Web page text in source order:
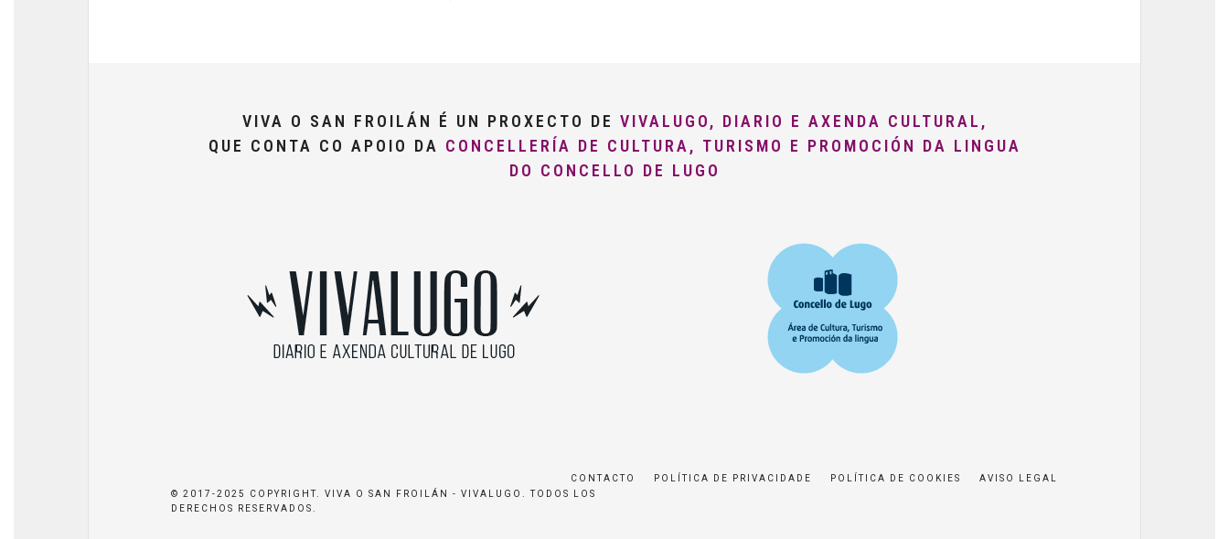
VIVA O SAN FROILÁN É UN PROXECTO DE VIVALUGO, DIARIO E AXENDA CULTURAL,
QUE CONTA CO APOIO DA CONCELLERÍA DE CULTURA, TURISMO E PROMOCIÓN DA LINGUA
DO CONCELLO DE LUGO
CONTACTO POLÍTICA DE PRIVACIDADE POLÍTICA DE COOKIES
AVISO LEGAL
© 2017-2025 COPYRIGHT. VIVA O SAN FROILÁN - VIVALUGO. TODOS LOS
DERECHOS RESERVADOS.